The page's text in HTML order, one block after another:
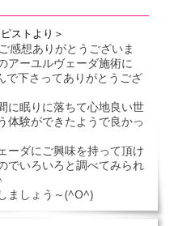
ストより＞
感想ありがとうございま
アーユルヴェーダ施術に
で下さってありがとうござ
に眠りに落ちて心地良い世
体験ができたようで良かっ
ーダにご興味を持って頂け
でいろいろと調べてみられ
ましょう～(^O^)